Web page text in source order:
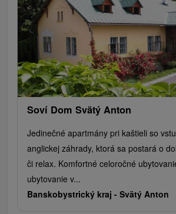
Soví Dom Svätý Anton
Jedinečné apartmány pri kaštieli so
anglickej záhrady, ktorá sa postará o
či relax. Komfortné celoročné
ubytovanie v...
Banskobystrický kraj - Svätý Anton